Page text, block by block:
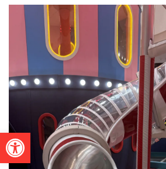
Otwórz pasek